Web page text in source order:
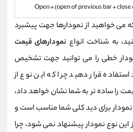
Open = (open of previous bar +
می خواهید از نمودارها جهت پیشبرد
به شناخت انواع نمودارهای قیمت
خطی را می توانید جهت تشخیص
قرار دهید چرا که این نوع از
را ساده تر به شما نشان خواهد داد،
برای دید کلی شما مناسب است و
این نوع نمودار پیشنهاد نمی شود، چرا